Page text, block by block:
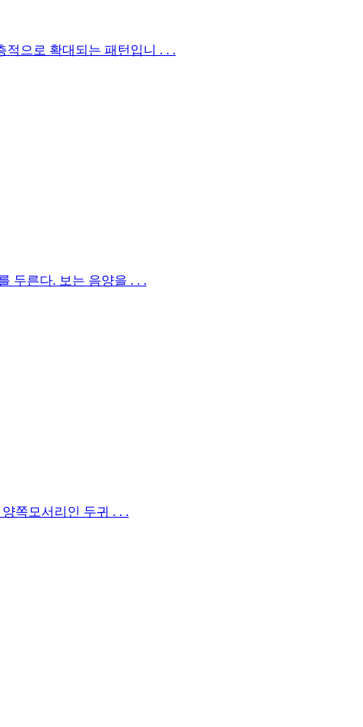
으로 확대되는 패턴입니 . . .
두른다. 보는 음양을 . . .
쪽모서리인 두귀 . . .